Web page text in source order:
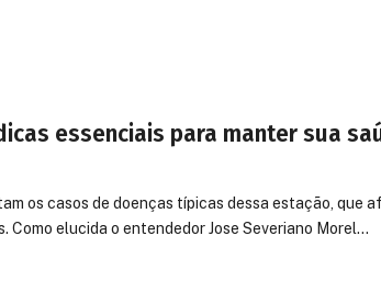
essenciais para manter sua
os casos de doenças típicas dessa estação, que
Como elucida o entendedor Jose Severiano Morel…